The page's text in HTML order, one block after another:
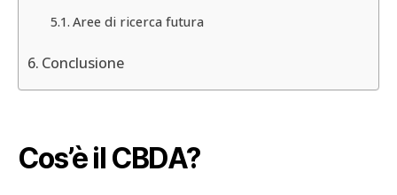
Aree di ricerca futura
Conclusione
Cos’è il CBDA?